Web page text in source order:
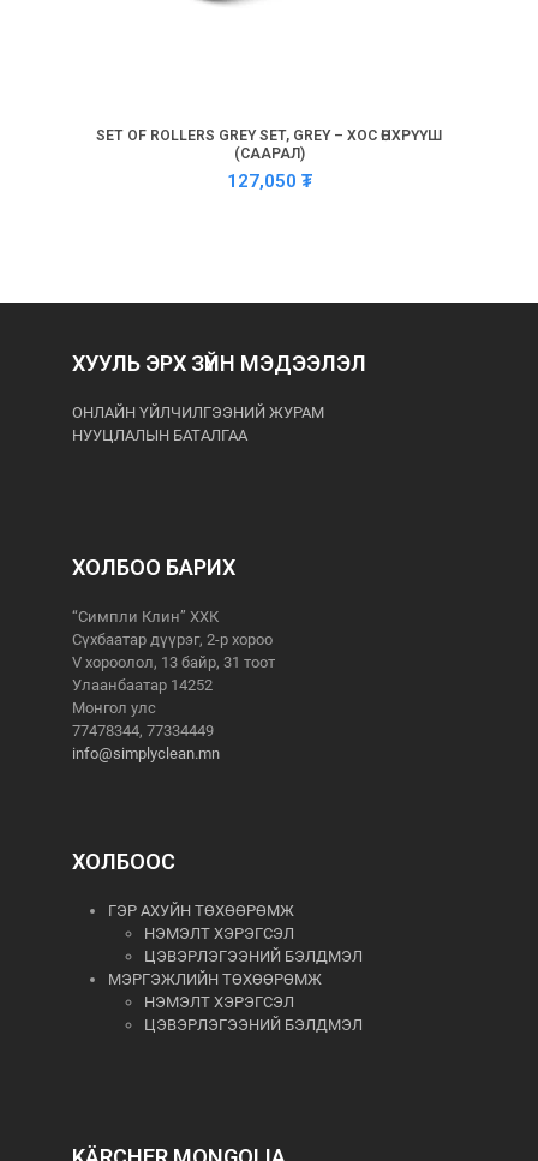
SET OF ROLLERS GREY SET, GREY – ХОС ӨНХРҮҮШ
(СААРАЛ)
127,050 ₮
ХУУЛЬ ЭРХ ЗҮЙН МЭДЭЭЛЭЛ
ОНЛАЙН ҮЙЛЧИЛГЭЭНИЙ ЖУРАМ
НУУЦЛАЛЫН БАТАЛГАА
ХОЛБОО БАРИХ
“Симпли Клин” ХХК
Сүхбаатар дүүрэг, 2-р хороо
V хороолол, 13 байр, 31 тоот
Улаанбаатар 14252
Монгол улс
77478344, 77334449
info@simplyclean.mn
ХОЛБООС
ГЭР АХУЙН ТӨХӨӨРӨМЖ
НЭМЭЛТ ХЭРЭГСЭЛ
ЦЭВЭРЛЭГЭЭНИЙ БЭЛДМЭЛ
МЭРГЭЖЛИЙН ТӨХӨӨРӨМЖ
НЭМЭЛТ ХЭРЭГСЭЛ
ЦЭВЭРЛЭГЭЭНИЙ БЭЛДМЭЛ